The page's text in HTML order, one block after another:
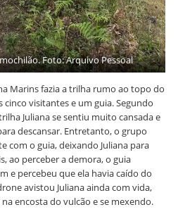
Foto: Arquivo Pessoal
Marins fazia a trilha rumo ao topo do
cinco visitantes e um guia. Segundo
Juliana se sentiu muito cansada e
descansar. Entretanto, o grupo
o guia, deixando Juliana para
ao perceber a demora, o guia
e percebeu que ela havia caído do
avistou Juliana ainda com vida,
encosta do vulcão e se mexendo.